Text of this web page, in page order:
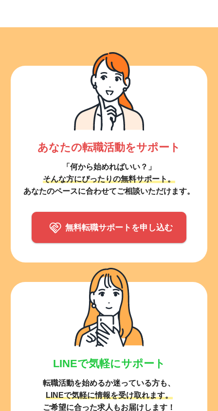
あなたの転職活動をサポート
「何から始めればいい？」
そんな方にぴったりの無料サポート。
あなたのペースに合わせてご相談いただけます。
無料転職サポートを申し込む
LINEで気軽にサポート
転職活動を始めるか迷っている方も、
LINEで気軽に情報を受け取れます。
ご希望に合った求人もお届けします！